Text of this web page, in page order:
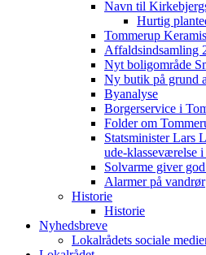
Navn til
Hurtig
Tommerup
Affaldsindsamling
Nyt boligområde
Ny butik på grund
Byanalyse
Borgerservice i
Folder om
Statsminister Lars
ude-klasseværelse
Solvarme giver
Alarmer på vandrør
Historie
Historie
Nyhedsbreve
Lokalrådets sociale